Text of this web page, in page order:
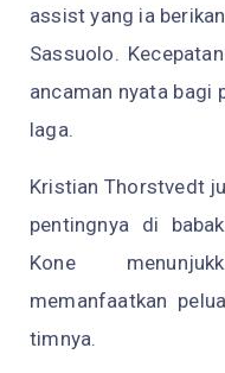
assist yang ia
Sassuolo.
ancaman nyata bagi
laga.
Kristian Thorstvedt
pentingnya di
Kone
memanfaatkan
timnya.